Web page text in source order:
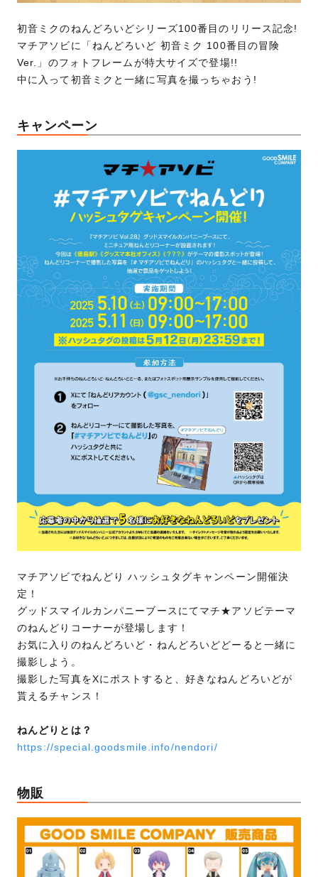
初音ミクのねんどろいどシリーズ100番目のリリース記念!
マチアソビに「ねんどろいど 初音ミク 100番目の冒険
Ver.」のフォトフレームが特大サイズで登場!!
中に入って初音ミクと一緒に写真を撮っちゃおう!
キャンペーン
マチアソビでねんどり ハッシュタグキャンペーン開催決
定！
グッドスマイルカンパニーブースにてマチ★アソビテーマ
のねんどりコーナーが登場します！
お気に入りのねんどろいど・ねんどろいどどーると一緒に
撮影しよう。
撮影した写真をXにポストすると、好きなねんどろいどが
貰えるチャンス！
ねんどりとは？
https://special.goodsmile.info/nendori/
物販